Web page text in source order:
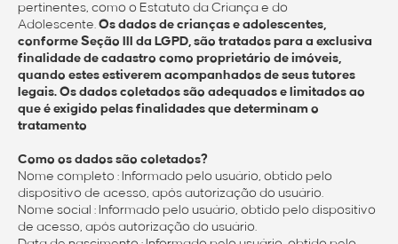
pertinentes, como o Estatuto da Criança e do
Adolescente.Os dados de crianças e adolescentes,
conforme Seção III da LGPD, são tratados para a exclusiva
finalidade de cadastro como proprietário de imóveis,
quando estes estiverem acompanhados de seus tutores
legais. Os dados coletados são adequados e limitados ao
que é exigido pelas finalidades que determinam o
tratamento
Como os dados são coletados?
Nome completo : Informado pelo usuário, obtido pelo
dispositivo de acesso, após autorização do usuário.
Nome social : Informado pelo usuário, obtido pelo dispositivo
de acesso, após autorização do usuário.